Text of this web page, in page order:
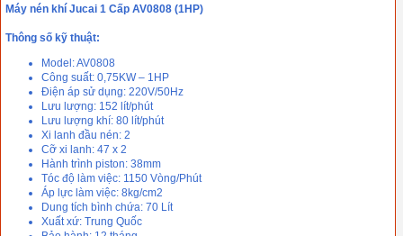
Máy nén khí Jucai 1 Cấp AV0808 (1HP)
Thông số kỹ thuật:
Model: AV0808
Công suất: 0,75KW – 1HP
Điện áp sử dụng: 220V/50Hz
Lưu lượng: 152 lít/phút
Lưu lượng khí: 80 lít/phút
Xi lanh đầu nén: 2
Cỡ xi lanh: 47 x 2
Hành trình piston: 38mm
Tóc độ làm việc: 1150 Vòng/Phút
Áp lực làm việc: 8kg/cm2
Dung tích bình chứa: 70 Lít
Xuất xứ: Trung Quốc